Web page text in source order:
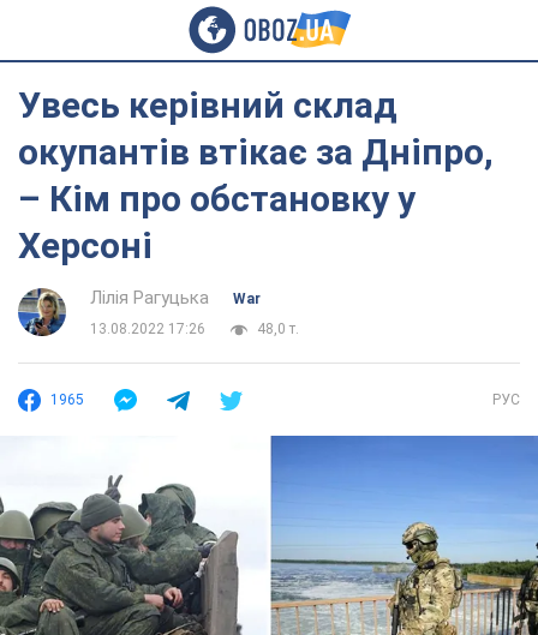
Увесь керівний склад
окупантів втікає за Дніпро,
– Кім про обстановку у
Херсоні
Лілія Рагуцька
War
13.08.2022 17:26
48,0 т.
1965 РУС